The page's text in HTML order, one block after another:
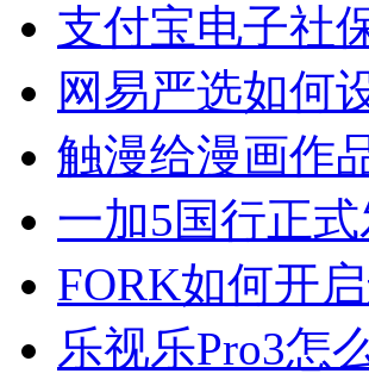
支付宝电子社
网易严选如何
触漫给漫画作
一加5国行正
FORK如何开
乐视乐Pro3怎